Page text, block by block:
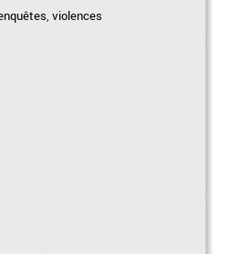
,violences